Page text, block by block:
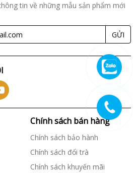
tin về những mẫu sản phẩm mới
GỬI
Chính sách bán hàng
Chính sách bảo hành
Chính sách đổi trà
Chính sách khuyến mãi